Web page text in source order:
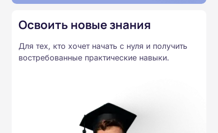
Освоить новые знания
Для тех, кто хочет начать с нуля и получить
востребованные практические навыки.